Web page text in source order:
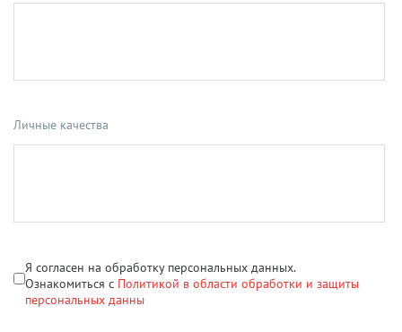
Личные качества
Я согласен на обработку персональных данных.
Ознакомиться с Политикой в области обработки и защиты
персональных данны